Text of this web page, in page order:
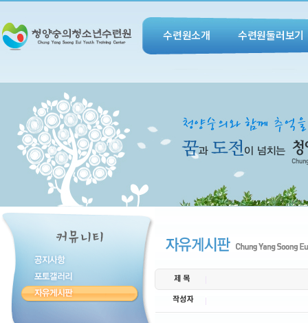
수련원소개 수련원둘러보기